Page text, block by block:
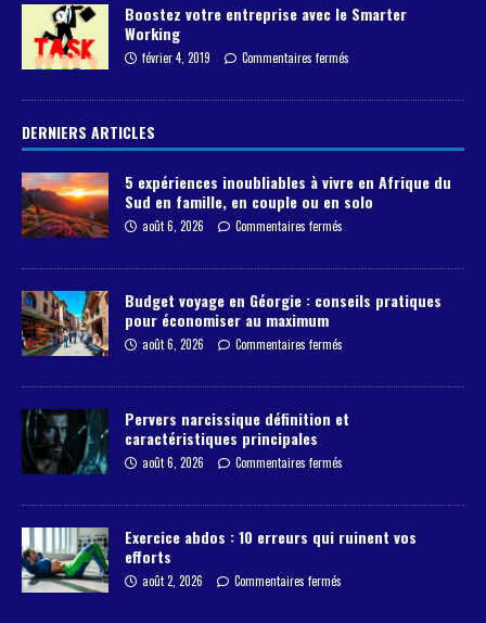
Boostez votre entreprise avec le Smarter
Working
février 4, 2019 Commentaires fermés
DERNIERS ARTICLES
5 expériences inoubliables à vivre en Afrique du
Sud en famille, en couple ou en solo
août 6, 2026 Commentaires fermés
Budget voyage en Géorgie : conseils pratiques
pour économiser au maximum
août 6, 2026 Commentaires fermés
Pervers narcissique définition et
caractéristiques principales
août 6, 2026 Commentaires fermés
Exercice abdos : 10 erreurs qui ruinent vos
efforts
août 2, 2026 Commentaires fermés